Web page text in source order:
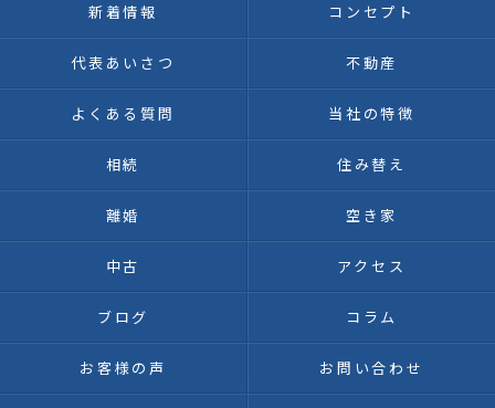
新着情報 コンセプト
代表あいさつ 不動産
よくある質問 当社の特徴
相続 住み替え
離婚 空き家
中古 アクセス
ブログ コラム
お客様の声 お問い合わせ